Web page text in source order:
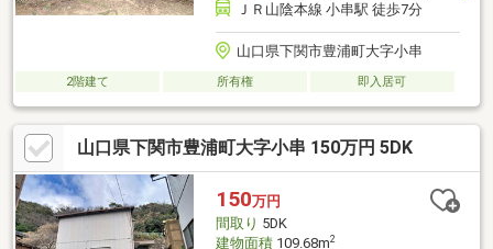
ＪＲ山陰本線 小串駅 徒歩7分
山口県下関市豊浦町大字小串
2階建て 所有権 即入居可
山口県下関市豊浦町大字小串 150万円 5DK
150万円
間取り 5DK
建物面積109.68m2